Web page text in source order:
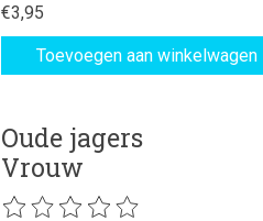
€3,95
Toevoegen aan winkelwagen
Oude jagers
Vrouw
De beoordeling van dit product is